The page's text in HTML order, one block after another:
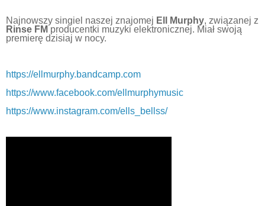
Najnowszy singiel naszej znajomej Ell Murphy, związanej z
Rinse FM producentki muzyki elektronicznej. Miał swoją
premierę dzisiaj w nocy.
https://ellmurphy.bandcamp.com
https://www.facebook.com/ellmurphymusic
https://www.instagram.com/ells_bellss/